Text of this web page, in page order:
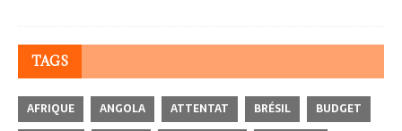
TAGS
AFRIQUE ANGOLA ATTENTAT BRÉSIL
BUDGET